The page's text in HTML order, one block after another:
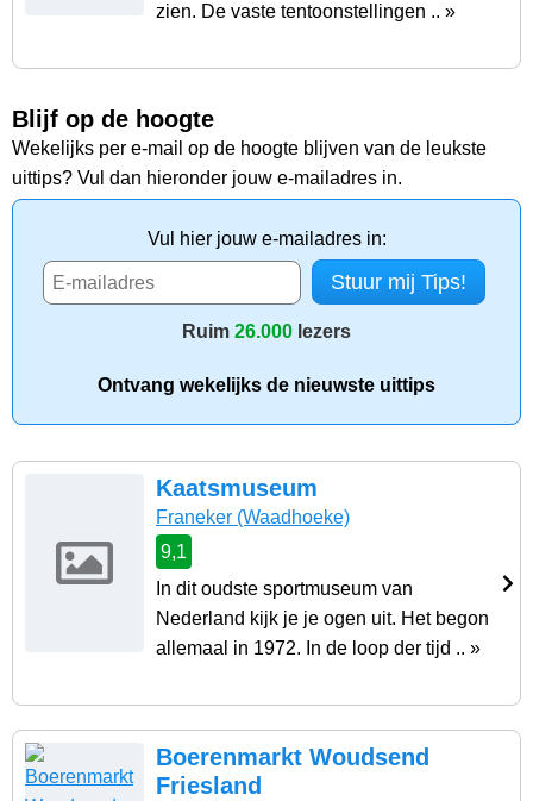
zien. De vaste tentoonstellingen .. »
Blijf op de hoogte
Wekelijks per e-mail op de hoogte blijven van de leukste
uittips? Vul dan hieronder jouw e-mailadres in.
Vul hier jouw e-mailadres in:
Ruim 26.000 lezers
Ontvang wekelijks de nieuwste uittips
Kaatsmuseum
Franeker (Waadhoeke)
9,1
In dit oudste sportmuseum van
Nederland kijk je je ogen uit. Het begon
allemaal in 1972. In de loop der tijd .. »
Boerenmarkt Woudsend
Friesland